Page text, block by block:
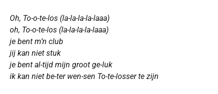
Oh, To-o-te-los (la-la-la-la-laaa)
oh, To-o-te-los (la-la-la-la-laaa)
je bent m’n club
jij kan niet stuk
je bent al-tijd mijn groot ge-luk
ik kan niet be-ter wen-sen To-te-losser te zijn